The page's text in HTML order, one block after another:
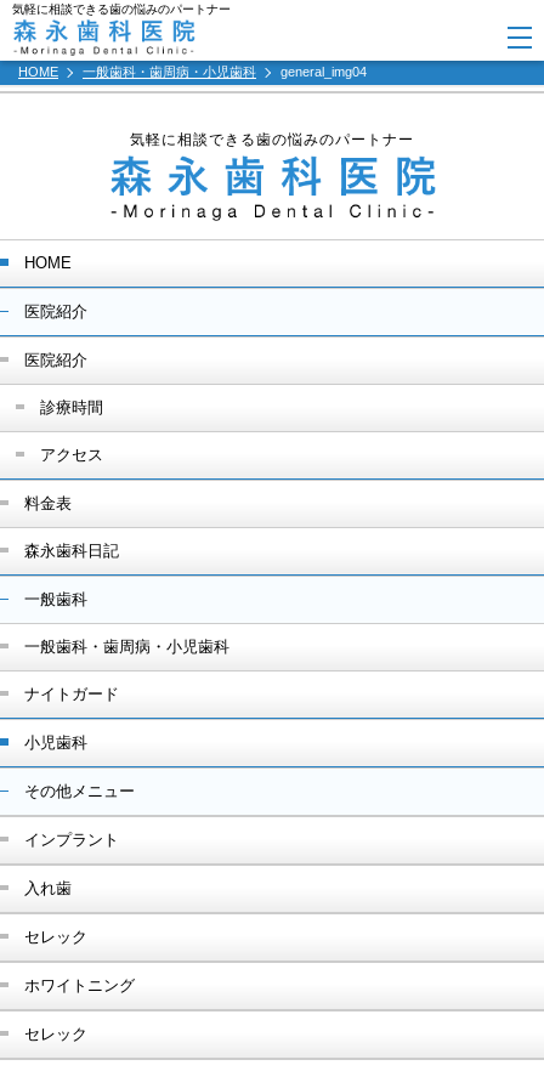
気軽に相談できる歯の悩みのパートナー
HOME 一般歯科・歯周病・小児歯科 general_img04
気軽に相談できる歯の悩みのパートナー
HOME
医院紹介
医院紹介
診療時間
アクセス
料金表
森永歯科日記
一般歯科
一般歯科・歯周病・小児歯科
ナイトガード
小児歯科
その他メニュー
インプラント
入れ歯
セレック
ホワイトニング
セレック